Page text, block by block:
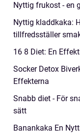
Nyttig frukost - en
Nyttig kladdkaka:
tillfredsställer
16 8 Diet: En
Socker Detox
Effekterna
Snabb diet - För
sätt
Banankaka En